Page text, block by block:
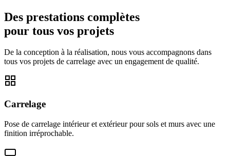
Des prestations complètes
pour tous vos projets
De la conception à la réalisation, nous vous accompagnons dans
tous vos projets de carrelage avec un engagement de qualité.
Carrelage
Pose de carrelage intérieur et extérieur pour sols et murs avec une
finition irréprochable.